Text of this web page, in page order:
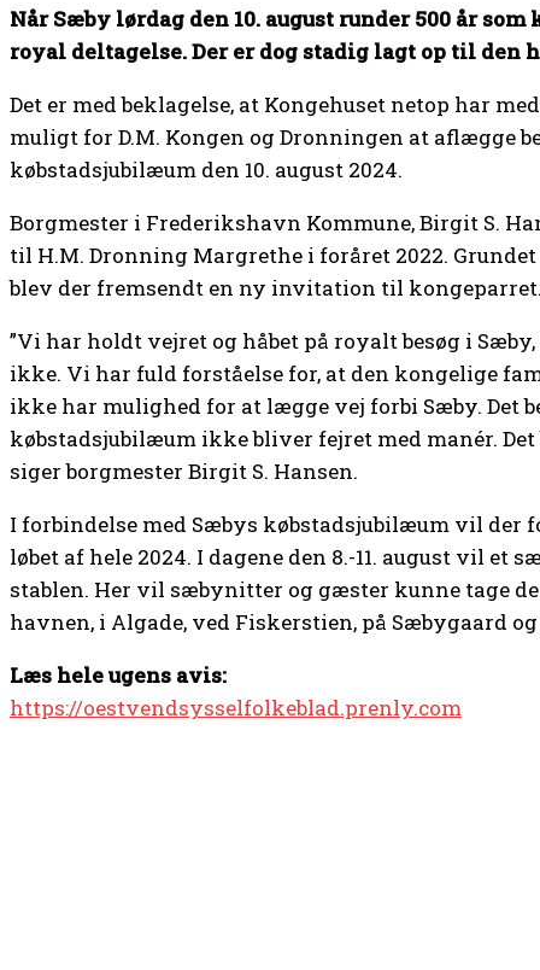
Når Sæby lørdag den 10. august runder 500 år
royal deltagelse. Der er dog stadig lagt op til den
Det er med beklagelse, at Kongehuset netop har
muligt for D.M. Kongen og Dronningen at aflægge
købstadsjubilæum den 10. august 2024.
Borgmester i Frederikshavn Kommune, Birgit S.
til H.M. Dronning Margrethe i foråret 2022.
blev der fremsendt en ny invitation til
”Vi har holdt vejret og håbet på royalt besøg i
ikke. Vi har fuld forståelse for, at den kongelige
ikke har mulighed for at lægge vej forbi Sæby. Det
købstadsjubilæum ikke bliver fejret med manér.
siger borgmester Birgit S. Hansen.
I forbindelse med Sæbys købstadsjubilæum vil der
løbet af hele 2024. I dagene den 8.-11. august vil
stablen. Her vil sæbynitter og gæster kunne tage
havnen, i Algade, ved Fiskerstien, på Sæbygaard
Læs hele ugens avis:
https://oestvendsysselfolkeblad.prenly.com